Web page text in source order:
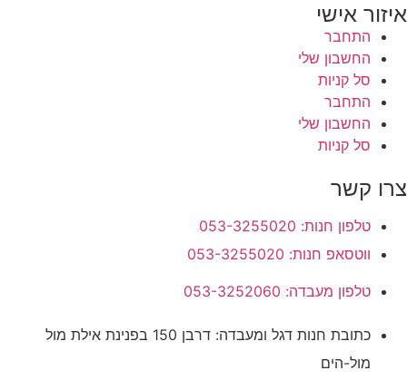
איזור אישי
התחבר
החשבון שלי
סל קניות
התחבר
החשבון שלי
סל קניות
צרו קשר
טלפון חנות: 053-3255020
ווטסאפ חנות: 053-3255020
טלפון מעבדה: 053-3252060
כתובת חנות דגל ומעבדה: דרבן 150 בפנינת אילת מול
מול-הים